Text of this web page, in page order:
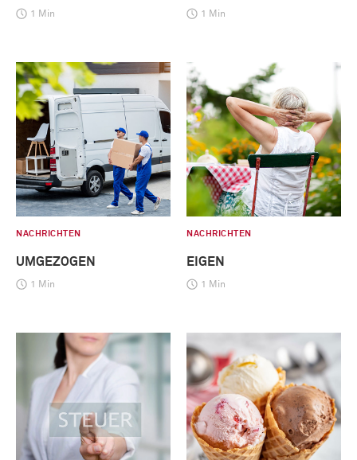
1 Min 1 Min
NACHRICHTEN
UMGEZOGEN
1 Min
NACHRICHTEN
EIGEN
1 Min